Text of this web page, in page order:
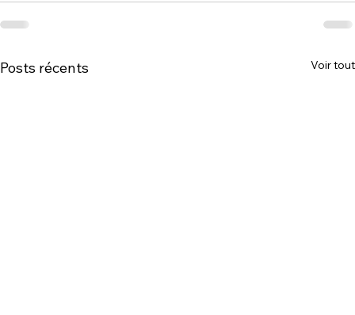
Posts récents Voir tout